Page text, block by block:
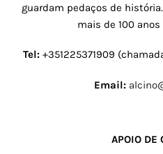
guardam pedaços de
mais de 100
Tel: +351225371909
Email:
APOIO DE